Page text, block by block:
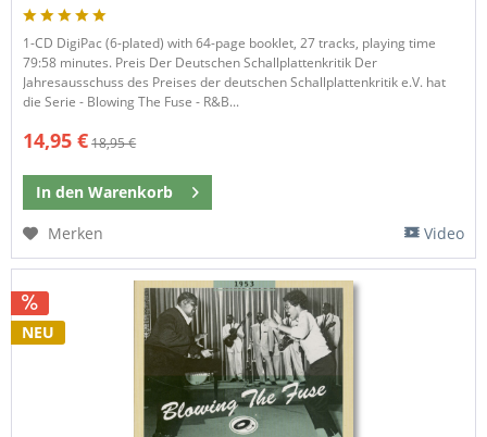
1-CD DigiPac (6-plated) with 64-page booklet, 27 tracks, playing time
79:58 minutes. Preis Der Deutschen Schallplattenkritik Der
Jahresausschuss des Preises der deutschen Schallplattenkritik e.V. hat
die Serie - Blowing The Fuse - R&B...
14,95 €18,95 €
In den Warenkorb
Merken
Video
NEU